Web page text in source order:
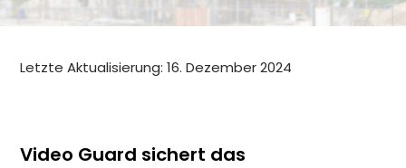
Letzte Aktualisierung: 16. Dezember 2024
Video Guard sichert das